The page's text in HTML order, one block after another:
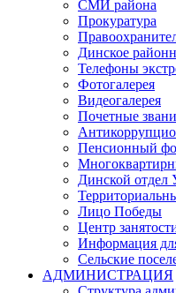
СМИ района
Прокуратура
Динское
Телефоны
Фотогалерея
Видеогалерея
Почетные
Пенсионный
Динской отдел
Лицо Победы
Центр
Информация
Сельские
АДМИНИСТРАЦИЯ